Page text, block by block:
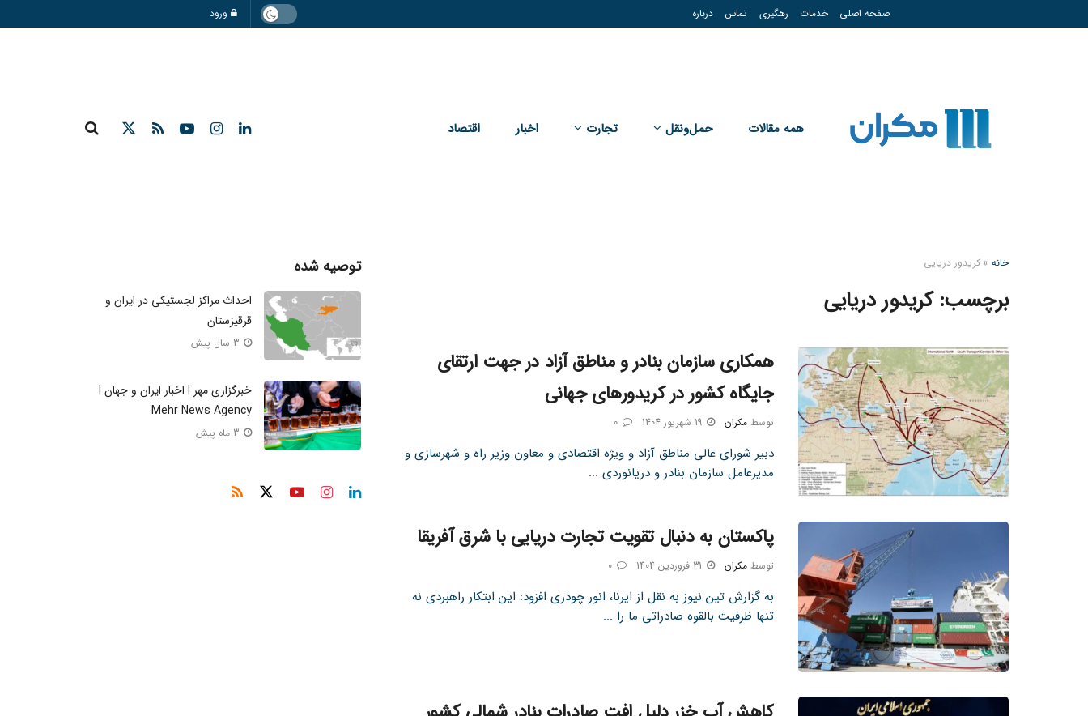
صفحه اصلی خدمات رهگیری تماس درباره ورود
همه مقالات حمل‌و‌نقل تجارت اخبار اقتصاد
خانه »کریدور دریایی
برچسب:کریدور دریایی
همکاری سازمان بنادر و مناطق آزاد در جهت ارتقای
جایگاه کشور در کریدورهای جهانی
توسط مکران 19 شهریور 1404 0
دبیر شورای عالی مناطق آزاد و ویژه اقتصادی و معاون وزیر راه و شهرسازی و
مدیرعامل سازمان بنادر و دریانوردی ...
پاکستان به دنبال تقویت تجارت دریایی با شرق آفریقا
توسط مکران 0
به گزارش تین نیوز به نقل از ایرنا، انور چودری افزود: این ابتکار راهبردی نه
تنها ظرفیت بالقوه صادراتی ما را ...
توصیه شده
احداث مراکز لجستیکی در ایران و
قرقیزستان
3 سال پیش
خبرگزاری مهر | اخبار ایران و جهان |
Mehr News Agency
3 ماه پیش